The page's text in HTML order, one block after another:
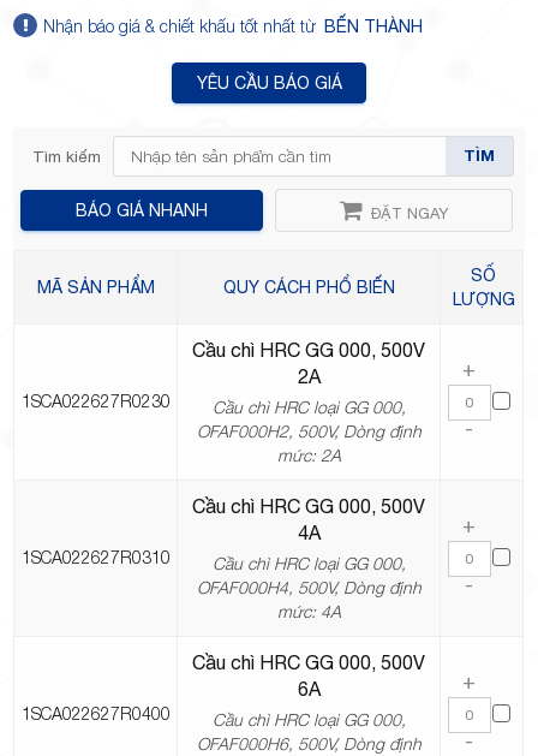
Hiệp Phú,
TP.Thủ
Đức,
TP.HCM
Nhận báo giá & chiết khấu tốt nhất từ BẾN THÀNH
YÊU CẦU BÁO GIÁ
Tìm kiếm TÌM
BÁO GIÁ NHANH ĐẶT NGAY
MÃ SẢN PHẨM QUY CÁCH PHỔ BIẾN
SỐ
LƯỢNG
1SCA022627R0230
Cầu chì HRC GG 000, 500V
2A
Cầu chì HRC loại GG 000,
OFAF000H2, 500V, Dòng định
mức: 2A
+
-
1SCA022627R0310
Cầu chì HRC GG 000, 500V
4A
Cầu chì HRC loại GG 000,
OFAF000H4, 500V, Dòng định
mức: 4A
+
-
1SCA022627R0400
Cầu chì HRC GG 000, 500V
6A
Cầu chì HRC loại GG 000,
OFAF000H6, 500V, Dòng định
+
-